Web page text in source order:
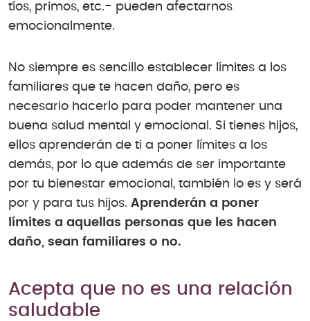
tíos, primos, etc.- pueden afectarnos
emocionalmente.
No siempre es sencillo establecer límites a los
familiares que te hacen daño, pero es
necesario hacerlo para poder mantener una
buena salud mental y emocional. Si tienes hijos,
ellos aprenderán de ti a poner límites a los
demás, por lo que además de ser importante
por tu bienestar emocional, también lo es y será
por y para tus hijos. Aprenderán a poner
límites a aquellas personas que les hacen
daño, sean familiares o no.
Acepta que no es una relación
saludable